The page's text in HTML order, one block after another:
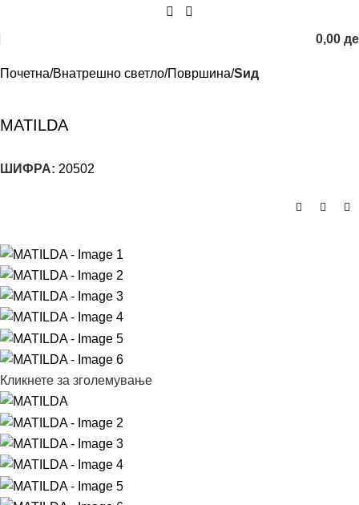
0,00
Почетна Внатрешно светло Површина Sид
MATILDA
ШИФРА: 20502
Кликнете за зголемување